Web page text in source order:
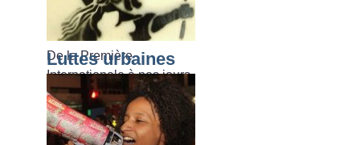
De la Première
Internationale à nos jours.
Luttes urbaines